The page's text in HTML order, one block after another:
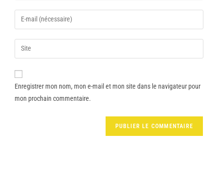
Enregistrer mon nom, mon e-mail et mon site dans le navigateur pour
mon prochain commentaire.